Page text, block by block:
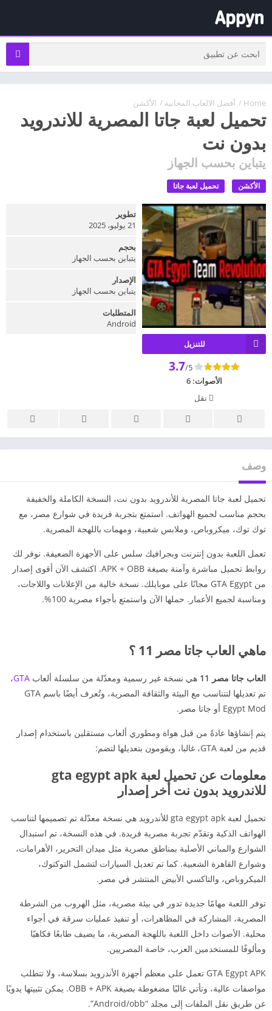
Home
/ أفضل الالعاب المجانية / الأكشن
تحميل لعبة جاتا المصرية للاندرويد
بدون نت
يتباين بحسب الجهاز
الأكشن تحميل لعبة جاتا
للتنزيل
3.7/5
الأصوات:6
نقل
تطوير
21 يوليو، 2025
بحجم
يتباين بحسب الجهاز
الإصدار
يتباين بحسب الجهاز
المتطلبات
Android
وصف
تحميل لعبة جاتا المصرية للأندرويد بدون نت، النسخة الكاملة والخفيفة
بحجم مناسب لجميع الهواتف. استمتع بتجربة فريدة في شوارع مصر، مع
توك توك، ميكروباص، وملابس شعبية، ومهمات باللهجة المصرية.
تعمل اللعبة بدون إنترنت وبجرافيك سلس على الأجهزة الضعيفة. نوفر لك
روابط تحميل مباشرة وآمنة بصيغة APK + OBB. اكتشف الآن أقوى إصدار
من GTA Egypt مجانًا على موبايلك. نسخة خالية من الإعلانات واللاجات،
ومناسبة لجميع الأعمار. حملها الآن واستمتع بأجواء مصرية 100%.
ماهي العاب جاتا مصر 11 ؟
العاب جاتا مصر 11 هي نسخة غير رسمية ومعدّلة من سلسلة ألعاب GTA،
تم تعديلها لتتناسب مع البيئة والثقافة المصرية، وتُعرف أيضًا باسم GTA
Egypt Mod أو جاتا مصر.
يتم إنشاؤها عادةً من قبل هواة ومطوري ألعاب مستقلين باستخدام إصدار
قديم من لعبة GTA، غالبا، ويقومون بتعديلها لتضم:
معلومات عن تحميل لعبة gta egypt apk
للاندرويد بدون نت أخر إصدار
تحميل لعبة gta egypt apk للأندرويد هي نسخة معدّلة تم تصميمها لتناسب
الهواتف الذكية وتقدّم تجربة مصرية فريدة. في هذه النسخة، تم استبدال
الشوارع والمباني الأصلية بمناطق مصرية مثل ميدان التحرير، الأهرامات،
وشوارع القاهرة الشعبية. كما تم تعديل السيارات لتشمل التوكتوك،
الميكروباص، والتاكسي الأبيض المنتشر في مصر.
توفر اللعبة مهامًا جديدة تدور في بيئة مصرية، مثل الهروب من الشرطة
المصرية، المشاركة في المظاهرات، أو تنفيذ عمليات سرقة في أجواء
محلية. الأصوات داخل اللعبة باللهجة المصرية، ما يضيف طابعًا فكاهيًا
ومألوفًا للمستخدمين العرب، خاصة المصريين.
GTA Egypt APK تعمل على معظم أجهزة الأندرويد بسلاسة، ولا تتطلب
مواصفات عالية، وتأتي غالبًا مضغوطة بصيغة OBB + APK. يمكن تثبيتها يدويًا
عن طريق نقل الملفات إلى مجلد “Android/obb”.